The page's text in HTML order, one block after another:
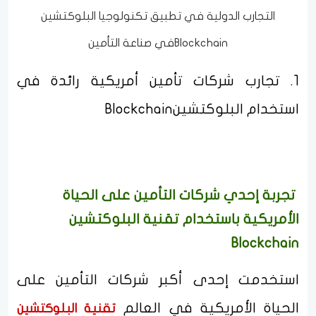
التجارب الدولية في تطبيق تكنولوجيا البلوكتشين
Blockchainفي صناعة التأمين
1. تجارب شركات تأمين أمريكية رائدة في
استخدام البلوكتشينBlockchain
تجربة إحدي شركات التأمين على الحياة
الأمريكية باستخدام تقنية البلوكتشين
Blockchain
استخدمت إحدى أكبر شركات التأمين على
الحياة الأمريكية في العالم تقنية البلوكتشين